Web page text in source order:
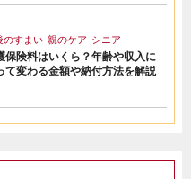
のすまい 親のケア シニア
保険料はいくら？年齢や収入に
て変わる金額や納付方法を解説